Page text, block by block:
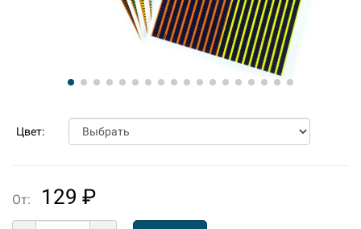
Цвет:
От: 129 ₽